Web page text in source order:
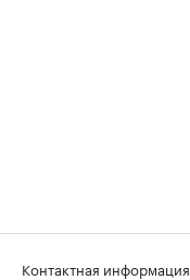
Контактная информация